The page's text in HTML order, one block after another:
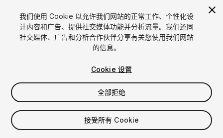
1/32
$99.99
增值税将在结算时计算
我们使用 Cookie 以允许我们网站的正常工作、个性化设
计内容和广告、提供社交媒体功能并分析流量。我们还同
社交媒体、广告和分析合作伙伴分享有关您使用我们网站
的信息。
Cookie 设置
全部拒绝
接受所有 Cookie